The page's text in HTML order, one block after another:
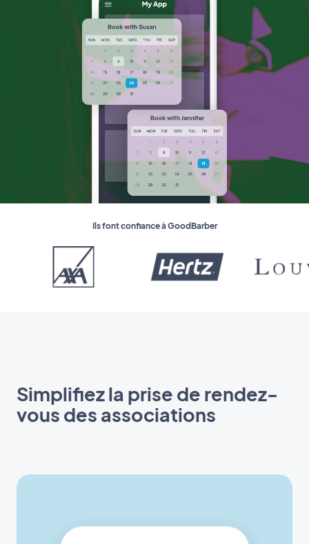
Ils font confiance à GoodBarber
Simplifiez la prise de rendez-
vous des associations